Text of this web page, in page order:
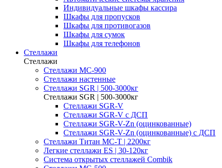
Индивидуальные шкафы кассира
Шкафы для пропусков
Шкафы для противогазов
Шкафы для сумок
Шкафы для телефонов
Стеллажи
Стеллажи
Стеллажи МС-900
Стеллажи настенные
Cтеллажи SGR | 500-3000кг
Cтеллажи SGR | 500-3000кг
Стеллажи SGR-V
Стеллажи SGR-V с ДСП
Стеллажи SGR-V-Zn (оцинкованные)
Стеллажи SGR-V-Zn (оцинкованные) с ДСП
Cтеллажи Титан МС-Т | 2200кг
Легкие стеллажи ES | 30-120кг
Система открытых стеллажей Combik